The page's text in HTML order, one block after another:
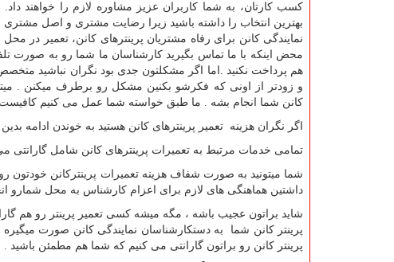
کسب کارتان، به شما کاربران عزیز مشاوره لازم را خواهند داد.
بهترین انتخاب را داشته باشید زیرا رضایت مشتری و اصل مشتری
نمایندگی کانن برای رفاه مشتریان پرینترهای کانن، تعمیر در
محض اینکه با ما تماس بگیرید کارشناسان ما شما رو به صورت
هم پرداخت نکنید .اما اگر مشکلتون جدی بود نگران نباشید
و زودتر از اونی که فکرشو بکنین مشکل رو برطرف میکنن .
کانن شما انجام بشه . ما طبق خواسته شما عمل می کنیم کافیست
اگر نگران هزینه تعمیر پرینترهای کانن هستید به خوندن ادامه
تمامی خدمات مرتبط به تعمیرات پرینترهای کانن شامل گارانتی
شما میتونید به صورت شفاف هزینه تعمیرات پرینترکانن
داشتین هماهنگی های لازم برای اعزام کارشناس به محل شمارو
شاید براتون عجیب باشه ، مگه میشه کسی تعمیر پرینتر رو هم
پرینتر کانن شما به دستکارشناسان نمایندگی کانن صورت
پرینتر کانن رو براتون گارانتی می کنیم که شما هم مطمئن باشید .